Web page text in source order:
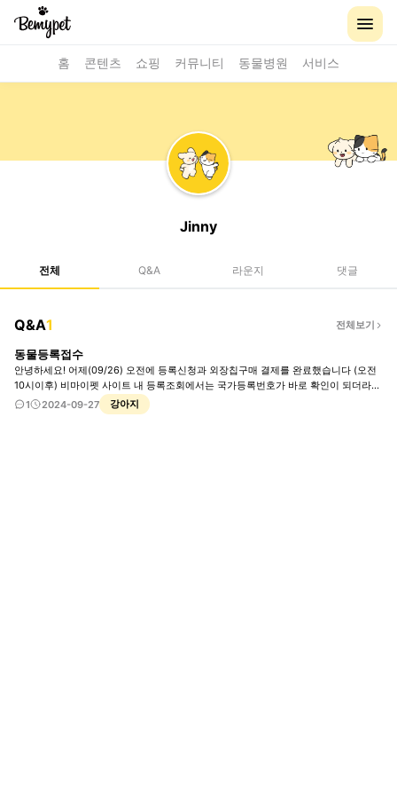
홈 콘텐츠 쇼핑 커뮤니티 동물병원 서비스
Jinny
전체 Q&A 라운지 댓글
Q&A1 전체보기
동물등록접수
안녕하세요! 어제(09/26) 오전에 등록신청과 외장칩구매 결제를 완료했습니다 (오전
10시이후) 비마이펫 사이트 내 등록조회에서는 국가등록번호가 바로 확인이 되더라구
요. 국가동물보호정보시스템에는 조회가 안되어 오늘 다시 확인해 보았는데 승인 대기
중 이런건 아예 안뜨고 등록된 개체가 없다고만 떠서요~ 혹시 언제 쯤 국가시스템에
1 2024-09-27 강아지